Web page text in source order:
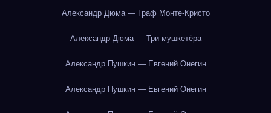
Александр Дюма — Граф Монте-Кристо
Александр Дюма — Три мушкетёра
Александр Пушкин — Евгений Онегин
Александр Пушкин — Евгений Онегин